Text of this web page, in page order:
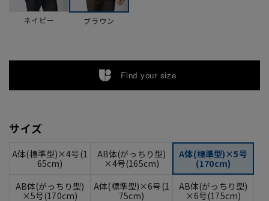
ネイビー ブラウン
Find your size
サイズ
A体(標準型)×4号(1
65cm)
AB体(がっちり型)
×4号(165cm)
A体(標準型)×5号
(170cm)
AB体(がっちり型)
×5号(170cm)
A体(標準型)×6号(1
75cm)
AB体(がっちり型)
×6号(175cm)